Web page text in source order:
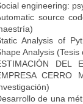
engineering:
source
Analysis of
Analysis
DEL
CERRO
de una